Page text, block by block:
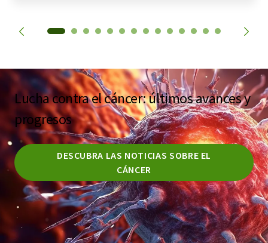
Lucha contra el cáncer: últimos avances y
progresos
DESCUBRA LAS NOTICIAS SOBRE EL
CÁNCER